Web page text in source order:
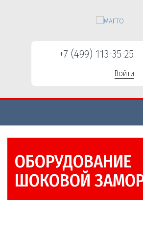
+7 (499) 113-35-25
Войти
ОБОРУДОВАНИЕ
ШОКОВОЙ